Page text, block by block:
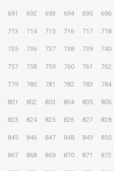
691 692 693 694 695 696
713 714 715 716 717 718
735 736 737 738 739 740
757 758 759 760 761 762
779 780 781 782 783 784
801 802 803 804 805 806
823 824 825 826 827 828
845 846 847 848 849 850
867 868 869 870 871 872